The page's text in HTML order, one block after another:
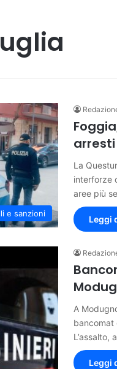
e sanzioni
arresti
La
interforze
aree più
Leggi
A
bancomat
L’assalto,
Leggi